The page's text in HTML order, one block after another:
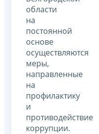
области
на
постоянной
основе
осуществляются
меры,
направленные
на
профилактику
и
противодействие
коррупции.